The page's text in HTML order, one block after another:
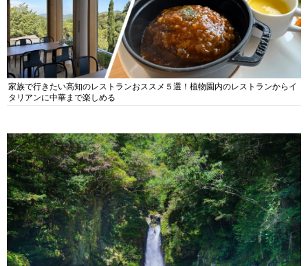
家族で行きたい高知のレストランおススメ５選！植物園内のレストランからイ
タリアンに中華まで楽しめる